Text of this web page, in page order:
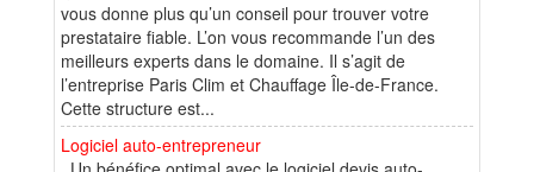
vous donne plus qu’un conseil pour trouver votre
prestataire fiable. L’on vous recommande l’un des
meilleurs experts dans le domaine. Il s’agit de
l’entreprise Paris Clim et Chauffage Île-de-France.
Cette structure est...
Logiciel auto-entrepreneur